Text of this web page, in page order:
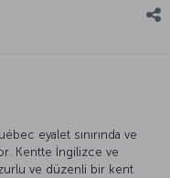
eyalet sınırında ve
Kentte İngilizce ve
ve düzenli bir kent